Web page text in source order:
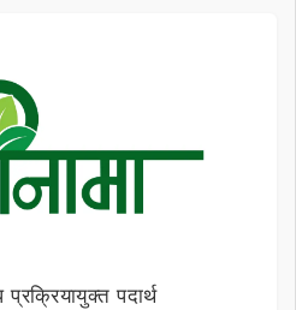
पदार्थ